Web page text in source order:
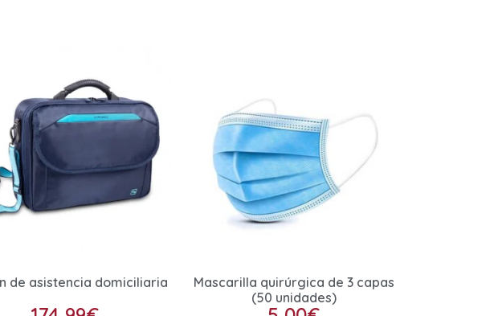
de asistencia domiciliaria
Mascarilla quirúrgica de 3 capas
(50 unidades)